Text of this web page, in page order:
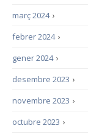
›
març 2024
›
febrer 2024
›
gener 2024
›
desembre 2023
›
novembre 2023
›
octubre 2023